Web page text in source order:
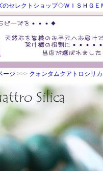
のセレクトショップ◇ＷＩＳＨＧ
ージ >>> クォンタムクアトロシリカ